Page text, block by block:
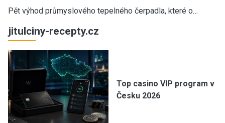
Pět výhod průmyslového tepelného čerpadla, které o…
jitulciny-recepty.cz
Top casino VIP program v
Česku 2026